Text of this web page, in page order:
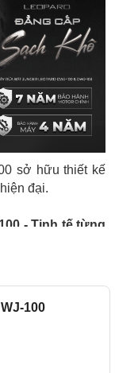
sở hữu thiết kế
đại.
- Tinh tế từng
máy rửa bát
gian, mang đến
đình.
100